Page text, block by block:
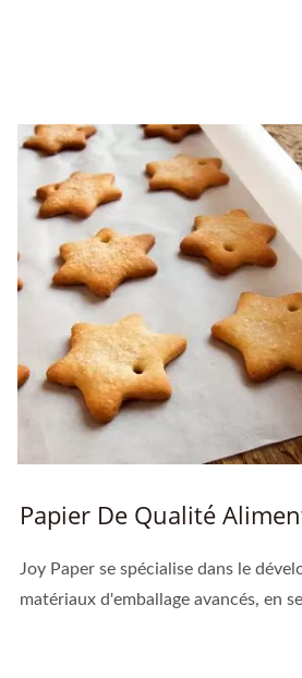
Papier De Qualité
Joy Paper se spécialise dans le
matériaux d'emballage avancés, en